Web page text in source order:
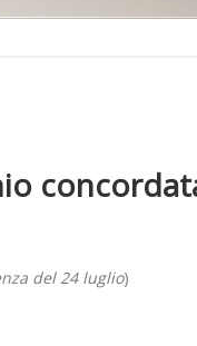
del 24 luglio)